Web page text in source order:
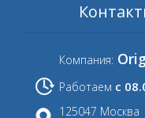
Компания:
Работаем с
125047 Москва